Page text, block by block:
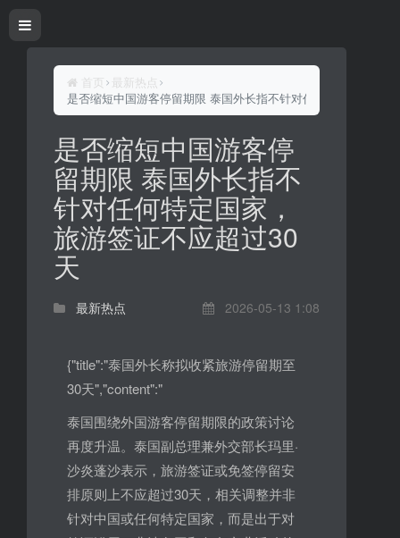
首页
最新热点
是否缩短中国游客停留期限 泰国外长指不针对任何特定国家，
是否缩短中国游客停
留期限 泰国外长指不
针对任何特定国家，
旅游签证不应超过30
天
最新热点 2026-05-13 1:08
{"title":"泰国外长称拟收紧旅游停留期至
30天","content":"
泰国围绕外国游客停留期限的政策讨论
再度升温。泰国副总理兼外交部长玛里·
沙炎蓬沙表示，旅游签证或免签停留安
排原则上不应超过30天，相关调整并非
针对中国或任何特定国家，而是出于对